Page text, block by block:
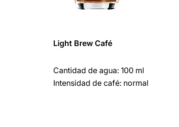
Light Brew Café
Cantidad de agua: 100 ml
Intensidad de café: normal